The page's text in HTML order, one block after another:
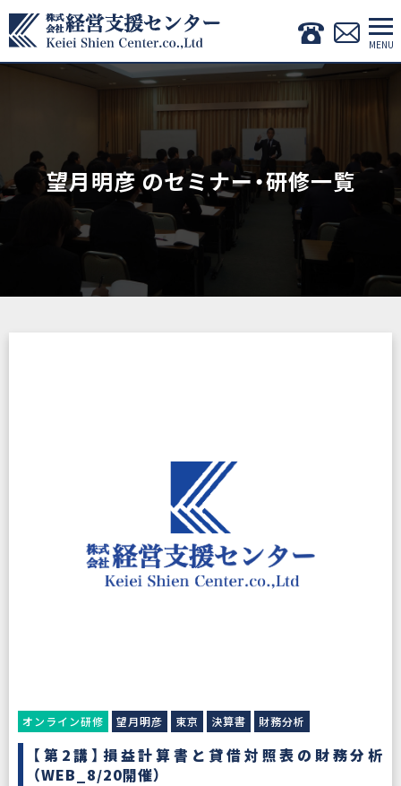
望月明彦 のセミナー・研修一覧
オンライン研修 望月明彦 東京 決算書 財務分析
【第2講】損益計算書と貸借対照表の財務分析
（WEB_8/20開催）